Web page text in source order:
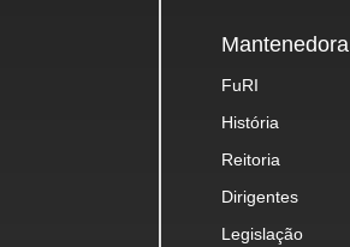
Mantenedora
FuRI
História
Reitoria
Dirigentes
Legislação